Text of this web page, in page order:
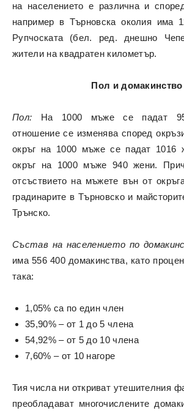
на населението е различна и
например в Търновска околия има
Рупчоската (бел. ред. днешно
жители на квадратен километър.
Пол и домакинство
Пол: На 1000 мъже се падат
отношение се изменява според
окръг на 1000 мъже се падат 1016
окръг на 1000 мъже 940 жени.
отсъствието на мъжете вън от
градинарите в Търновско и
Трънско.
Състав на населението по
има 556 400 домакинства, като
така:
1,05% са по един член
35,90% – от 1 до 5 члена
54,92% – от 5 до 10 члена
7,60% – от 10 нагоре
Тия числа ни откриват утешителния
преобладават многочислените